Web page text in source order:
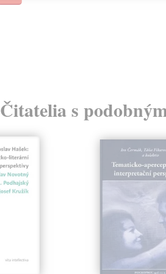
Čitatelia s